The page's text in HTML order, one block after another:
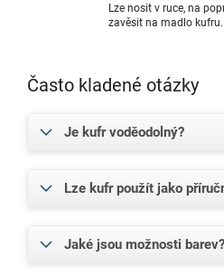
Lze nosit v ruce, na
zavěsit na madlo kufru.
Často kladené otázky
Je kufr voděodolný?
Lze kufr použít jako
Jaké jsou možnosti barev?